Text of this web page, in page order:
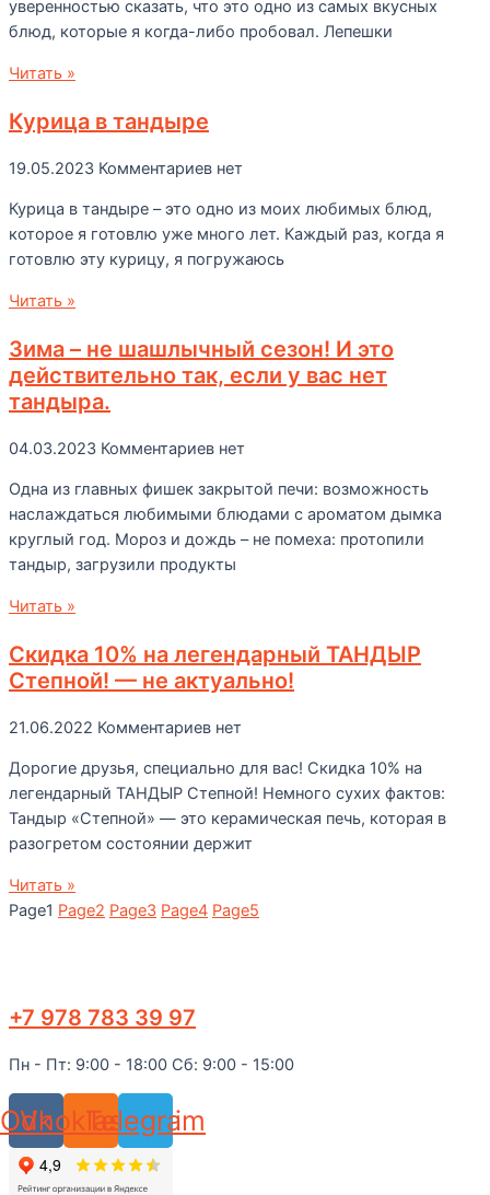
уверенностью сказать, что это одно из самых вкусных
блюд, которые я когда-либо пробовал. Лепешки
Читать »
Курица в тандыре
19.05.2023 Комментариев нет
Курица в тандыре – это одно из моих любимых блюд,
которое я готовлю уже много лет. Каждый раз, когда я
готовлю эту курицу, я погружаюсь
Читать »
Зима – не шашлычный сезон! И это
действительно так, если у вас нет
тандыра.
04.03.2023 Комментариев нет
Одна из главных фишек закрытой печи: возможность
наслаждаться любимыми блюдами с ароматом дымка
круглый год. Мороз и дождь – не помеха: протопили
тандыр, загрузили продукты
Читать »
Скидка 10% на легендарный ТАНДЫР
Степной! — не актуально!
21.06.2022 Комментариев нет
Дорогие друзья, специально для вас! Скидка 10% на
легендарный ТАНДЫР Степной! Немного сухих фактов:
Тандыр «Степной» — это керамическая печь, которая в
разогретом состоянии держит
Читать »
Page1 Page2 Page3 Page4 Page5
+7 978 783 39 97
Пн - Пт: 9:00 - 18:00 Сб: 9:00 - 15:00
Vk
Odnoklassniki
Telegram